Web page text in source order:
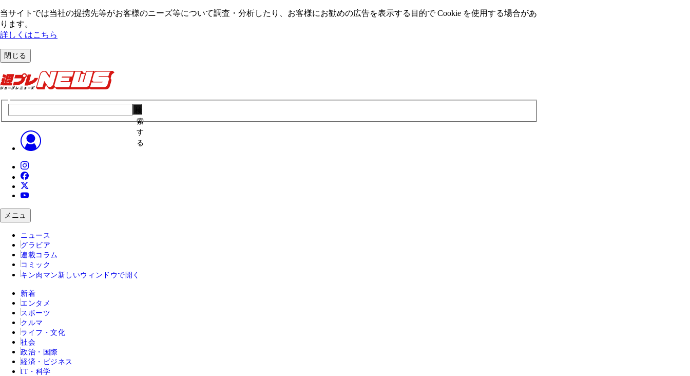
当サイトでは当社の提携先等がお客様のニーズ等について調査・分析したり、お客様にお勧めの広告を表⽰する⽬的で Cookie を使⽤する場合があ
ります。
詳しくはこちら
閉じる
索
す
る
メニュ
ニュース
グラビア
連載コラム
コミック
キン肉マン 新しいウィンドウで開く
新着
エンタメ
スポーツ
クルマ
ライフ・文化
社会
政治・国際
経済・ビジネス
IT・科学